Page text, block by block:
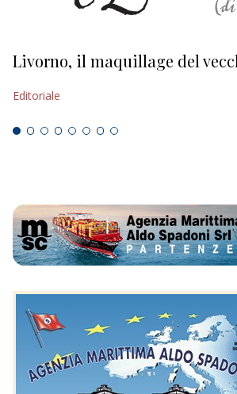
Livorno, il maquillage del
Editoriale